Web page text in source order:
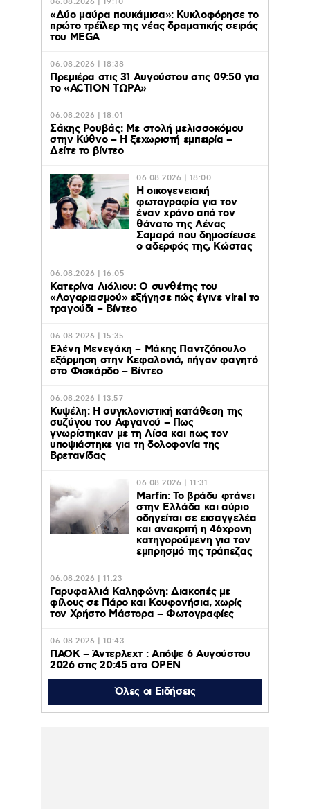
06.08.2026 | 19:10
«Δύο μαύρα πουκάμισα»: Κυκλοφόρησε το
πρώτο τρέϊλερ της νέας δραματικής σειράς
του MEGA
06.08.2026 | 18:38
Πρεμιέρα στις 31 Αυγούστου στις 09:50 για
το «ACTION ΤΩΡΑ»
06.08.2026 | 18:01
Σάκης Ρουβάς: Με στολή μελισσοκόμου
στην Κύθνο – Η ξεχωριστή εμπειρία –
Δείτε το βίντεο
06.08.2026 | 18:00
Η οικογενειακή
φωτογραφία για τον
έναν χρόνο από τον
θάνατο της Λένας
Σαμαρά που δημοσίευσε
ο αδερφός της, Κώστας
06.08.2026 | 16:05
Κατερίνα Λιόλιου: Ο συνθέτης του
«Λογαριασμού» εξήγησε πώς έγινε viral το
τραγούδι – Βίντεο
06.08.2026 | 15:35
Ελένη Μενεγάκη – Μάκης Παντζόπουλο
εξόρμηση στην Κεφαλονιά, πήγαν φαγητό
στο Φισκάρδο – Βίντεο
06.08.2026 | 13:57
Κυψέλη: Η συγκλονιστική κατάθεση της
συζύγου του Αφγανού – Πως
γνωρίστηκαν με τη Λίσα και πως τον
υποψιάστηκε για τη δολοφονία της
Βρετανίδας
06.08.2026 | 11:31
Marfin: Το βράδυ φτάνει
στην Ελλάδα και αύριο
οδηγείται σε εισαγγελέα
και ανακριτή η 46χρονη
κατηγορούμενη για τον
εμπρησμό της τράπεζας
06.08.2026 | 11:23
Γαρυφαλλιά Καληφώνη: Διακοπές με
φίλους σε Πάρο και Κουφονήσια, χωρίς
τον Χρήστο Μάστορα – Φωτογραφίες
06.08.2026 | 10:43
ΠΑΟΚ – Άντερλεχτ : Απόψε 6 Αυγούστου
2026 στις 20:45 στο ΟΡΕΝ
06.08.2026 | 10:38
Κολυδάς: Τι είναι το «πολωμένο μελτέμι»
που συνετέλεσε στην εφιαλτική εξάπλωση
Όλες οι Ειδήσεις